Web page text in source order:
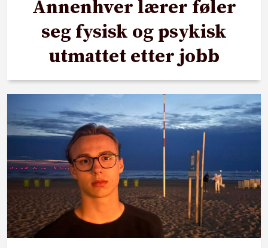
Annenhver lærer føler
seg fysisk og psykisk
utmattet etter jobb